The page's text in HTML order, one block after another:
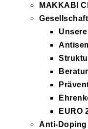
MAKKABI
EURO
Anti-Doping